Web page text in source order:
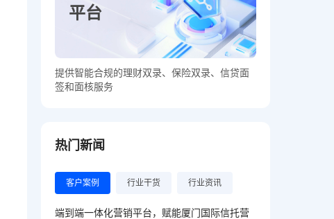
平台
提供智能合规的理财双录、保险双录、信贷面
签和面核服务
热门新闻
客户案例 行业干货 行业资讯
端到端一体化营销平台，赋能厦门国际信托营